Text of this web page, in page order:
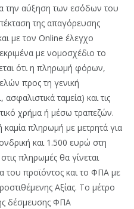
την αύξηση των εσόδων του
της απαγόρευσης
με τον Online έλεγχο
με νομοσχέδιο το
ότι η πληρωμή φόρων,
προς τη γενική
ταμεία) και τις
χρήμα ή μέσω τραπεζών.
καμία πληρωμή με μετρητά για
και 1.500 ευρώ στη
πληρωμές θα γίνεται
του προϊόντος και το ΦΠΑ με
Αξίας. Το μέτρο
δέσμευσης ΦΠΑ